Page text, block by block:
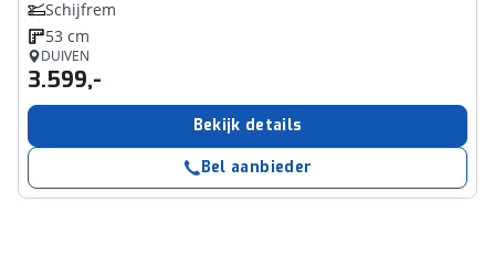
Schijfrem
53 cm
DUIVEN
3.599,-
Bekijk details
Bel aanbieder